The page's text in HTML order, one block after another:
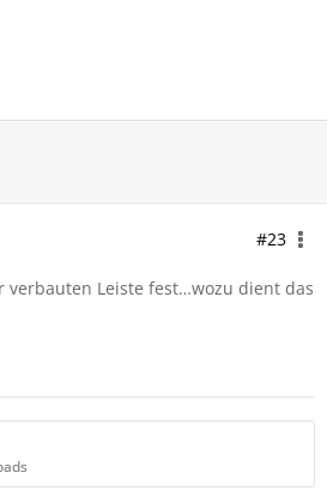
#23
verbauten Leiste fest…wozu dient das